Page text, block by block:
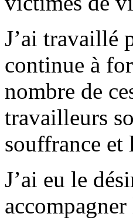
J’ai travaillé
continue à
nombre de
travailleurs
souffrance et
J’ai eu le